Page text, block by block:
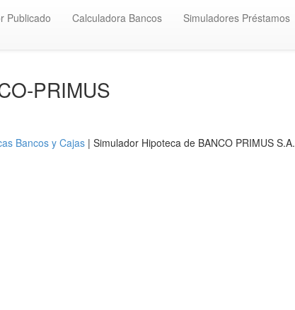
Publicado Calculadora Bancos Simuladores Préstamos
PRIMUS
Bancos y Cajas | Simulador Hipoteca de BANCO PRIMUS S.A.